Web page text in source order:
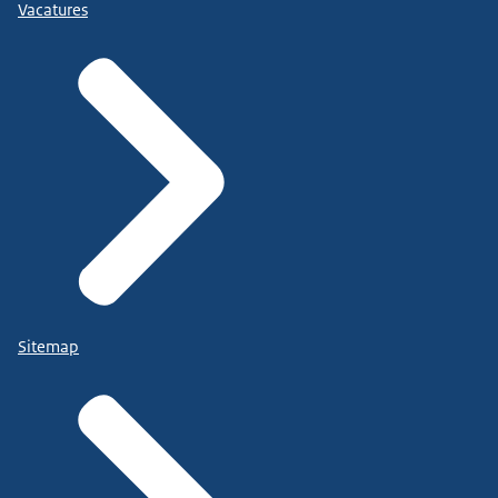
Vacatures
Sitemap